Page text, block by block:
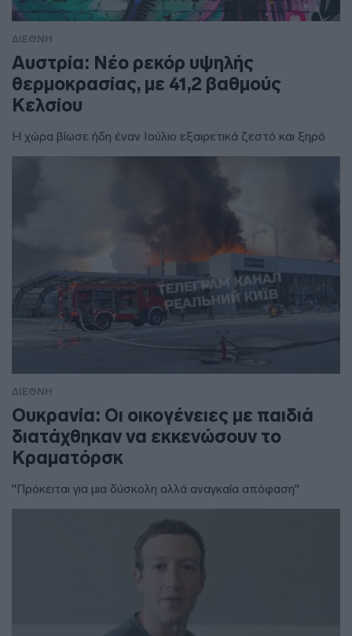
ΔΙΕΘΝΗ
Αυστρία: Νέο ρεκόρ υψηλής
θερμοκρασίας, με 41,2 βαθμούς
Κελσίου
Η χώρα βίωσε ήδη έναν Ιούλιο εξαιρετικά ζεστό και ξηρό
ΔΙΕΘΝΗ
Ουκρανία: Οι οικογένειες με παιδιά
διατάχθηκαν να εκκενώσουν το
Κραματόρσκ
"Πρόκειται για μια δύσκολη αλλά αναγκαία απόφαση"